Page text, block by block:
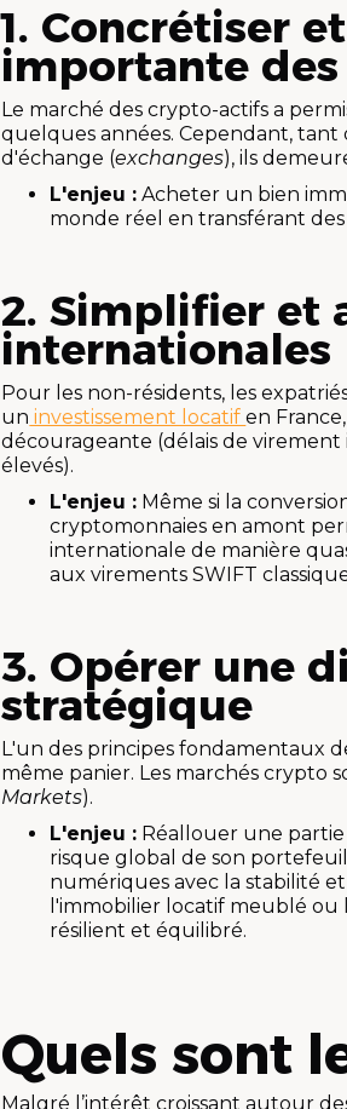
1. Concrétiser
importante
Le marché des crypto-actifs a
quelques années. Cependant,
d'échange (exchanges), ils
L'enjeu : Acheter un bien
monde réel en transférant
2. Simplifier et
internationales
Pour les non-résidents, les
un investissement locatifen
décourageante (délais de
élevés).
L'enjeu : Même si la
cryptomonnaies en amont
internationale de manière
aux virements SWIFT
3. Opérer une
stratégique
L'un des principes fondamentaux
même panier. Les marchés crypto
Markets).
L'enjeu : Réallouer une
risque global de son
numériques avec la stabilité
l'immobilier locatif meublé ou
résilient et équilibré.
Quels sont
Malgré l’intérêt croissant autour